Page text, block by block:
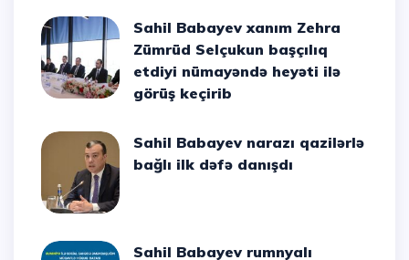
Sahil Babayev xanım Zehra
Zümrüd Selçukun başçılıq
etdiyi nümayəndə heyəti ilə
görüş keçirib
Sahil Babayev narazı qazilərlə
bağlı ilk dəfə danışdı
Sahil Babayev rumnyalı